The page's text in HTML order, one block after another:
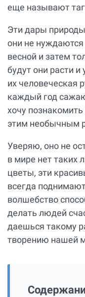
еще называют
Эти дары
они не
весной и затем
будут они расти
их человеческая
каждый год
хочу познакомить
этим необычным
Уверяю, оно не
в мире нет таких
цветы, эти
всегда
волшебство
делать людей
даешься такому
творению нашей